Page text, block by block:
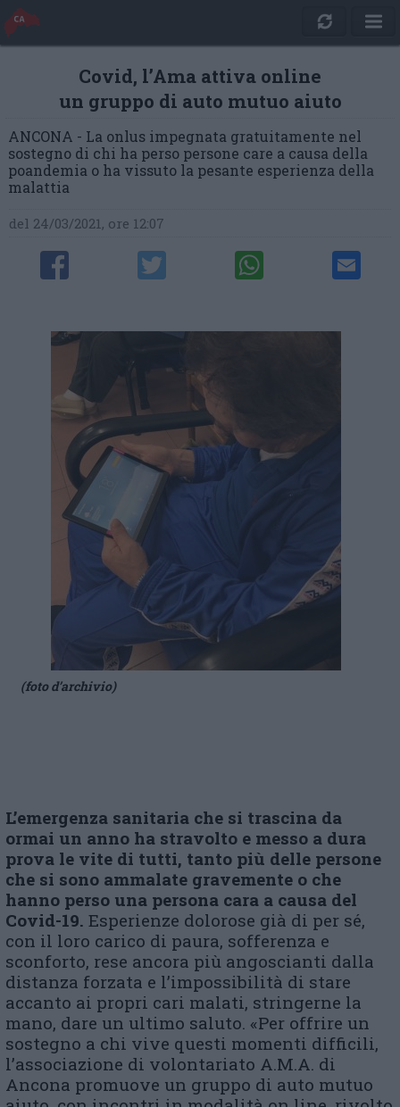
Covid, l’Ama attiva online
un gruppo di auto mutuo aiuto
ANCONA - La onlus impegnata gratuitamente nel
sostegno di chi ha perso persone care a causa della
poandemia o ha vissuto la pesante esperienza della
malattia
del 24/03/2021, ore 12:07
(foto d’archivio)
L’emergenza sanitaria che si trascina da
ormai un anno ha stravolto e messo a dura
prova le vite di tutti, tanto più delle persone
che si sono ammalate gravemente o che
hanno perso una persona cara a causa del
Covid-19. Esperienze dolorose già di per sé,
con il loro carico di paura, sofferenza e
sconforto, rese ancora più angoscianti dalla
distanza forzata e l’impossibilità di stare
accanto ai propri cari malati, stringerne la
mano, dare un ultimo saluto. «Per offrire un
sostegno a chi vive questi momenti difficili,
l’associazione di volontariato A.M.A. di
Ancona promuove un gruppo di auto mutuo